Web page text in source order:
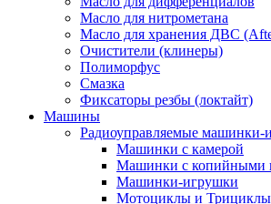
Масло для нитрометана
Масло для хранения ДВС
Очистители (клинеры)
Полиморфус
Смазка
Фиксаторы резбы (локтайт)
Машины
Радиоуправляемые машинки-
Машинки с камерой
Машинки с копийными
Машинки-игрушки
Мотоциклы и Трициклы